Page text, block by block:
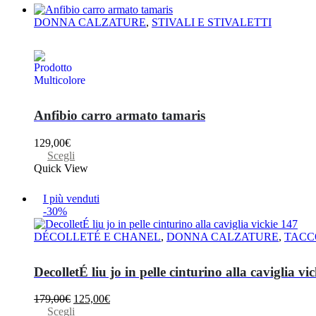
DONNA CALZATURE, STIVALI E STIVALETTI
Anfibio carro armato tamaris
129,00€
Scegli
prodotto
più
varianti.
Le
opzioni
possono
scelte
nella
pagina
del
Quick View
I più venduti
-30%
DÉCOLLETÉ E CHANEL, DONNA CALZATURE,
DecolletÉ liu jo in pelle cinturino alla caviglia
179,00€ Il
prezzo
125,00€Il
Scegli